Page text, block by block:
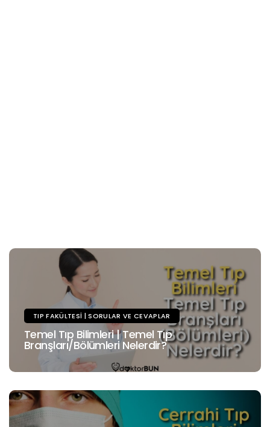
TIP FAKÜLTESI | SORULAR VE CEVAPLAR
Temel Tıp Bilimleri | Temel Tıp
Branşları/Bölümleri Nelerdir?